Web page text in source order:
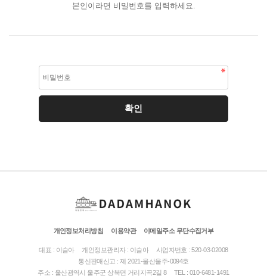
본인이라면 비밀번호를 입력하세요.
개인정보처리방침 이용약관 이메일주소 무단수집거부
대표 : 이슬아 개인정보관리자 : 이슬아
사업자번호 : 520-03-02008
통신판매신고 : 제 2021-울산울주-0094호
주소 : 울산광역시 울주군 상북면 거리지곡2길 8
TEL : 010-6481-1491